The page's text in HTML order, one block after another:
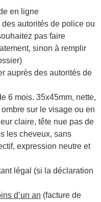
en ligne
autorités de police ou
pas faire
sinon à remplir
auprès des autorités de
6 mois. 35x45mm, nette,
sur le visage ou en
claire, tête nue pas de
les cheveux, sans
expression neutre et
légal (si la déclaration
d’un an (facture de